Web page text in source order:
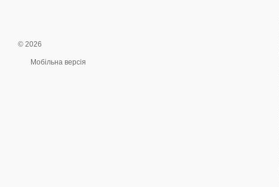
© 2026
Мобільна версія